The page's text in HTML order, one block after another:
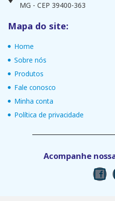
MG - CEP 39400-363
Mapa do site:
Home
Sobre nós
Produtos
Fale conosco
Minha conta
Política de privacidade
Acompanhe